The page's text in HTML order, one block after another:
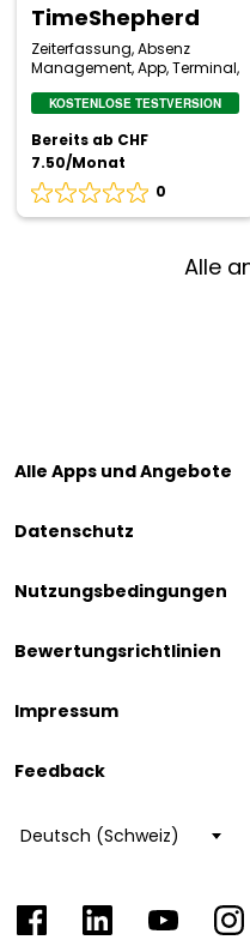
TimeShepherd
Zeiterfassung, Absenz
Management, App, Terminal,
KOSTENLOSE TESTVERSION
Bereits ab CHF
7.50/Monat
0
Bewertung
0
Alle
Alle Apps und Angebote
Datenschutz
Nutzungsbedingungen
Bewertungsrichtlinien
Impressum
Feedback
Choose
language
FacebookLinkedInYouTube